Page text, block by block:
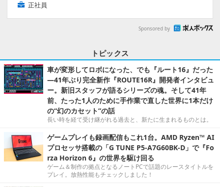
正社員
Sponsored by
トピックス
車が変形してロボになった、でも『ルート16』だった
―41年ぶり完全新作『ROUTE16R』開発者インタビュ
ー。新旧スタッフが語るシリーズの魂。そして41年
前、たった1人のために手作業で直した世界に1本だけ
の“幻のカセット”の話
長い時を経て受け継がれる過去と、新たに生まれるものとは。
ゲームプレイも録画配信もこれ1台。AMD Ryzen™ AI
プロセッサ搭載の「G TUNE P5-A7G60BK-D」で『Fo
rza Horizon 6』の世界を駆け回る
ゲーム＆制作の拠点となるノートPCで話題のレースタイトルを
プレイ。放熱性能もチェックしました！